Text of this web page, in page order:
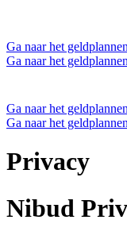
Ga naar het
Ga naar het
Ga naar het
Ga naar het
Privacy
Nibud